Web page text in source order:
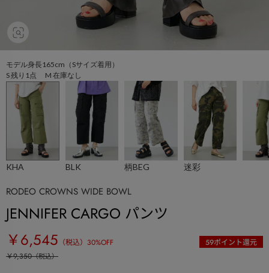
モデル身長165cm（Sサイズ着用）
S 残り1点 M 在庫なし
KHA BLK 柄BEG 迷彩
RODEO CROWNS WIDE BOWL
JENNIFER CARGO パンツ
￥6,545 （税込） 30%OFF 59ポイント還元
￥9,350（税込）